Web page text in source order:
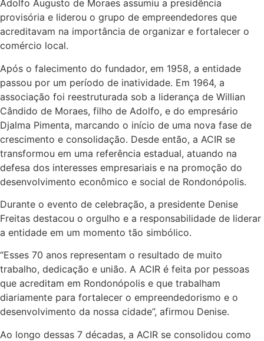
Adolfo Augusto de Moraes assumiu a presidência
provisória e liderou o grupo de empreendedores que
acreditavam na importância de organizar e fortalecer o
comércio local.
Após o falecimento do fundador, em 1958, a entidade
passou por um período de inatividade. Em 1964, a
associação foi reestruturada sob a liderança de Willian
Cândido de Moraes, filho de Adolfo, e do empresário
Djalma Pimenta, marcando o início de uma nova fase de
crescimento e consolidação. Desde então, a ACIR se
transformou em uma referência estadual, atuando na
defesa dos interesses empresariais e na promoção do
desenvolvimento econômico e social de Rondonópolis.
Durante o evento de celebração, a presidente Denise
Freitas destacou o orgulho e a responsabilidade de liderar
a entidade em um momento tão simbólico.
“Esses 70 anos representam o resultado de muito
trabalho, dedicação e união. A ACIR é feita por pessoas
que acreditam em Rondonópolis e que trabalham
diariamente para fortalecer o empreendedorismo e o
desenvolvimento da nossa cidade”, afirmou Denise.
Ao longo dessas 7 décadas, a ACIR se consolidou como